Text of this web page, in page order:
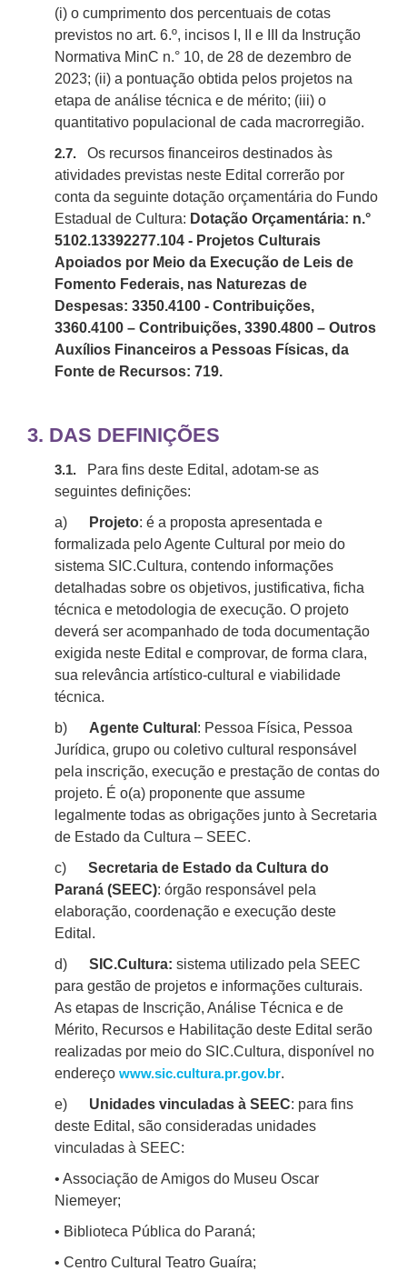
(i) o cumprimento dos percentuais de cotas
previstos no art. 6.º, incisos I, II e III da Instrução
Normativa MinC n.° 10, de 28 de dezembro de
2023; (ii) a pontuação obtida pelos projetos na
etapa de análise técnica e de mérito; (iii) o
quantitativo populacional de cada macrorregião.
2.7.
Os recursos financeiros destinados às
atividades previstas neste Edital correrão por
conta da seguinte dotação orçamentária do Fundo
Estadual de Cultura: Dotação Orçamentária: n.°
5102.13392277.104 - Projetos Culturais
Apoiados por Meio da Execução de Leis de
Fomento Federais, nas Naturezas de
Despesas: 3350.4100 - Contribuições,
3360.4100 – Contribuições, 3390.4800 – Outros
Auxílios Financeiros a Pessoas Físicas, da
Fonte de Recursos: 719.
3. DAS DEFINIÇÕES
3.1.
Para fins deste Edital, adotam-se as
seguintes definições:
a)
Projeto: é a proposta apresentada e
formalizada pelo Agente Cultural por meio do
sistema SIC.Cultura, contendo informações
detalhadas sobre os objetivos, justificativa, ficha
técnica e metodologia de execução. O projeto
deverá ser acompanhado de toda documentação
exigida neste Edital e comprovar, de forma clara,
sua relevância artístico-cultural e viabilidade
técnica.
b)
Agente Cultural : Pessoa Física, Pessoa
Jurídica, grupo ou coletivo cultural responsável
pela inscrição, execução e prestação de contas do
projeto. É o(a) proponente que assume
legalmente todas as obrigações junto à Secretaria
de Estado da Cultura – SEEC.
c)
Secretaria de Estado da Cultura do
Paraná (SEEC): órgão responsável pela
elaboração, coordenação e execução deste
Edital.
d)
SIC.Cultura: sistema utilizado pela SEEC
para gestão de projetos e informações culturais.
As etapas de Inscrição, Análise Técnica e de
Mérito, Recursos e Habilitaçãodeste Edital serão
realizadas por meio do SIC.Cultura, disponível no
endereço www.sic.cultura.pr.gov.br.
e)
Unidades vinculadas à SEEC: para fins
deste Edital, são consideradas unidades
vinculadas à SEEC:
• Associação de Amigos do Museu Oscar
Niemeyer;
• Biblioteca Pública do Paraná;
• Centro Cultural Teatro Guaíra;